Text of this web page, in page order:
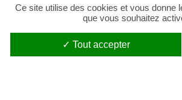
Ce site utilise des cookies et vous donne
que vous souhaitez
Tout accepter